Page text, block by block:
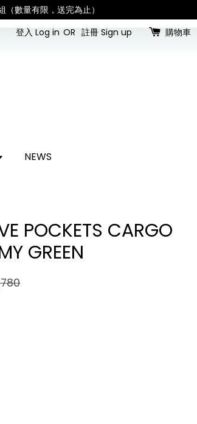
duties and taxes.「國際配送：各國進口
登入 Log in OR 註冊 Sign up 購物車
NEWS
POCKETS CARGO
GREEN